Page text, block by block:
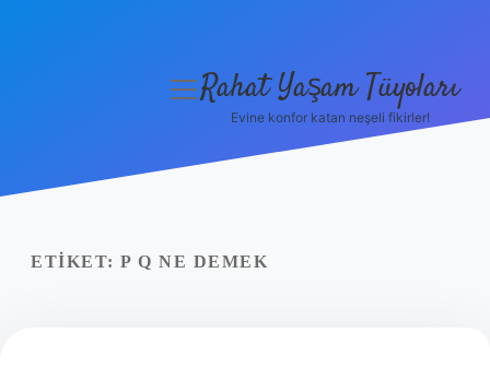
Yasal Uyarı
menüyü
Rahat Yaşam Tüyoları
Evine konfor katan neşeli fikirler!
ETIKET: P Q NE DEMEK